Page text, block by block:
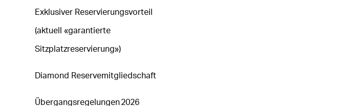
Exklusiver Reservierungsvorteil
(aktuell «garantierte
Sitzplatzreservierung»)
Diamond Reservemitgliedschaft
Übergangsregelungen 2026